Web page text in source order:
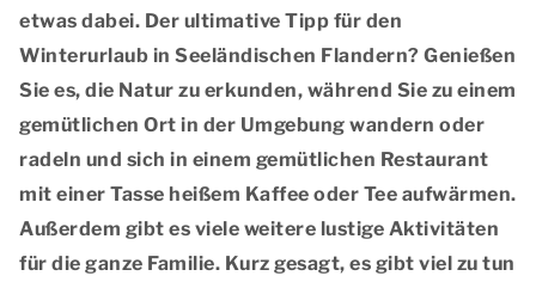
etwas dabei. Der ultimative Tipp für den
Winterurlaub in Seeländischen Flandern? Genießen
Sie es, die Natur zu erkunden, während Sie zu einem
gemütlichen Ort in der Umgebung wandern oder
radeln und sich in einem gemütlichen Restaurant
mit einer Tasse heißem Kaffee oder Tee aufwärmen.
Außerdem gibt es viele weitere lustige Aktivitäten
für die ganze Familie. Kurz gesagt, es gibt viel zu tun